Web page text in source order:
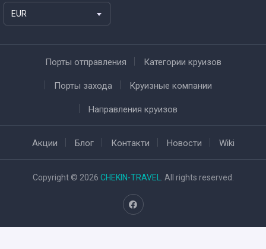
EUR
Порты отправления Категории круизов
Порты захода Круизные компании
Направления круизов
Акции Блог Контакти Новости Wiki
Copyright © 2026 CHEKIN-TRAVEL . All rights reserved.